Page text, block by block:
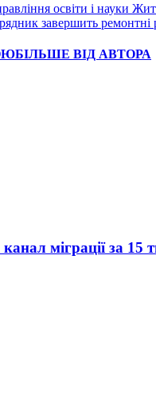
освіти і науки
завершить ремонтні
БІЛЬШЕ ВІД АВТОРА
міграції за 15